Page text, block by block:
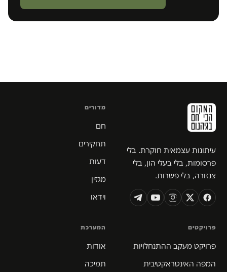
עיתונות עצמאית חוקרת. בלי
פרסומות, בלי בעלי הון, בלי
צנזורה, בלי פשרות.
מדורים
חם
תחקירים
דעות
מגזין
וידאו
פרויקטים
פרויקט מעקב ההתנחלויות
המפה האינטראקטיבית
המערכת
אודות
תמיכה